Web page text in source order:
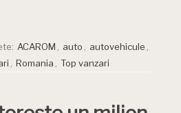
ACAROM auto autovehicule
Romania Top vanzari